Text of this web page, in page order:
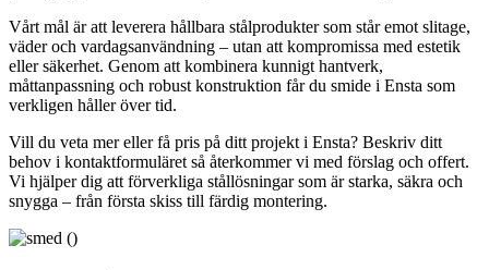
Vårt mål är att leverera hållbara stålprodukter som står emot slitage,
väder och vardagsanvändning – utan att kompromissa med estetik
eller säkerhet. Genom att kombinera kunnigt hantverk,
måttanpassning och robust konstruktion får du smide i Ensta som
verkligen håller över tid.
Vill du veta mer eller få pris på ditt projekt i Ensta? Beskriv ditt
behov i kontaktformuläret så återkommer vi med förslag och offert.
Vi hjälper dig att förverkliga stållösningar som är starka, säkra och
snygga – från första skiss till färdig montering.